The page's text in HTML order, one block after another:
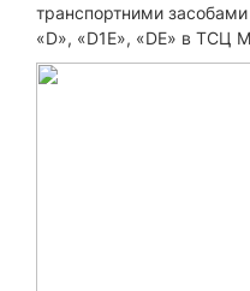
транспортними засобами
«D», «D1E», «DE» в